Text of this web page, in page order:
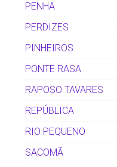
PENHA
PERDIZES
PINHEIROS
PONTE RASA
RAPOSO TAVARES
REPÚBLICA
RIO PEQUENO
SACOMÃ